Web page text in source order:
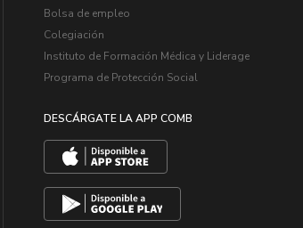
Bolsa de empleo
Colegiación
Instituto de Formación Médica y Liderage
Programa de Protección Social
DESCÁRGATE LA APP COMB